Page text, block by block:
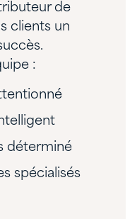
de
clients un
:
déterminé
spécialisés